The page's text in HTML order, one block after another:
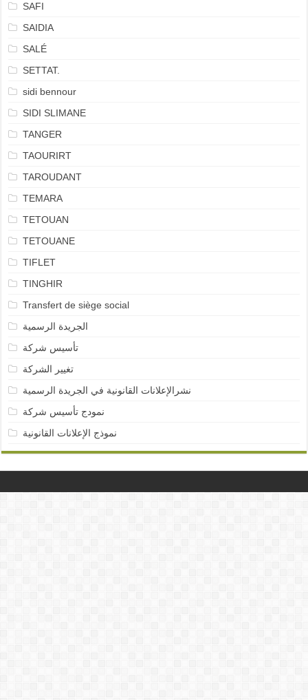
SAFI
SAIDIA
SALÉ
SETTAT.
sidi bennour
SIDI SLIMANE
TANGER
TAOURIRT
TAROUDANT
TEMARA
TETOUAN
TETOUANE
TIFLET
TINGHIR
Transfert de siège social
الجريدة الرسمية
تأسيس شركة
تغيير الشركة
نشرالإعلانات القانونية في الجريدة الرسمية
نمودج تأسيس شركة
نموذج الإعلانات القانونية